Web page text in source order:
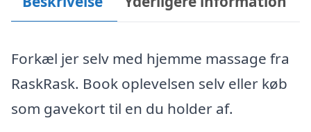
Forkæl jer selv med hjemme massage fra
RaskRask. Book oplevelsen selv eller køb
som gavekort til en du holder af.